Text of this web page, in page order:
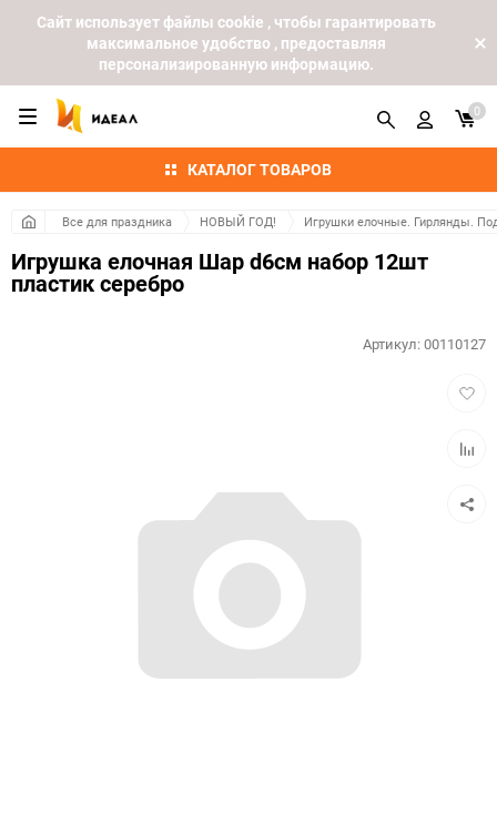
Cайт использует файлы cookie , чтобы гарантировать
максимальное удобство , предоставляя
персонализированную информацию.
КАТАЛОГ ТОВАРОВ
0
Все для праздника НОВЫЙ ГОД! Игрушки елочные. Гирлянды.
Игрушка елочная Шар d6см набор 12шт
пластик серебро
Артикул:00110127